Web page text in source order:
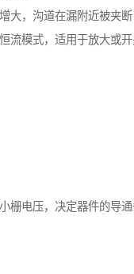
大，沟道在漏附近被夹
流模式，适用于放大或开
栅电压，决定器件的导通